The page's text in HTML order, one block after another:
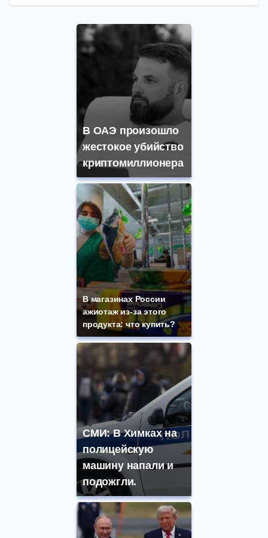
В ОАЭ произошло
жестокое убийство
криптомиллионера
В магазинах России
ажиотаж из-за этого
продукта: что купить?
СМИ: В Химках на
полицейскую
машину напали и
подожгли.